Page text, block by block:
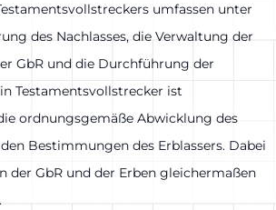
umfassen unter
des Nachlasses, die Verwaltung der
GbR und die Durchführung der
Testamentsvollstrecker ist
ordnungsgemäße Abwicklung des
Bestimmungen des Erblassers. Dabei
der GbR und der Erben gleichermaßen